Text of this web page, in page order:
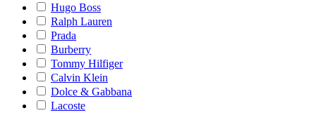
Hugo Boss
Ralph Lauren
Prada
Burberry
Tommy Hilfiger
Calvin Klein
Dolce & Gabbana
Lacoste